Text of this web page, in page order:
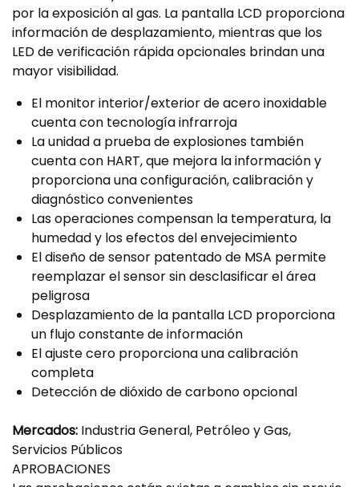
por la exposición al gas. La pantalla LCD proporciona
información de desplazamiento, mientras que los
LED de verificación rápida opcionales brindan una
mayor visibilidad.
El monitor interior/exterior de acero inoxidable
cuenta con tecnología infrarroja
La unidad a prueba de explosiones también
cuenta con HART, que mejora la información y
proporciona una configuración, calibración y
diagnóstico convenientes
Las operaciones compensan la temperatura, la
humedad y los efectos del envejecimiento
El diseño de sensor patentado de MSA permite
reemplazar el sensor sin desclasificar el área
peligrosa
Desplazamiento de la pantalla LCD proporciona
un flujo constante de información
El ajuste cero proporciona una calibración
completa
Detección de dióxido de carbono opcional
Mercados: Industria General, Petróleo y Gas,
Servicios Públicos
APROBACIONES